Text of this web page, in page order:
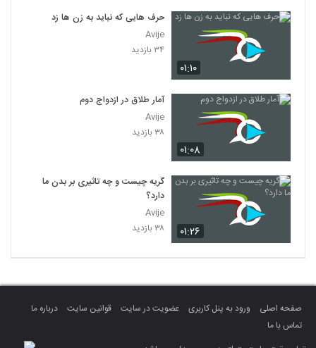
۰۱:۱۰
حرف هایی که نباید به زن ها زد
Avije
۳۴ بازدید
۰۱:۰۸
آمار طلاق در ازدواج دوم
Avije
۳۸ بازدید
۰۱:۲۶
گریه چیست و چه تاثیری بر بدن ما
دارد؟
Avije
۳۸ بازدید
صفحه اصلی ورود به پنل کاربری عضویت در سایت قوانین سایت
درباره ما
تماس با ما